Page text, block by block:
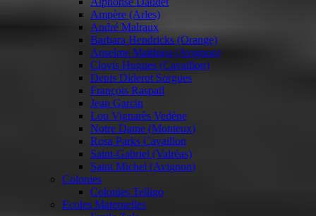
Ampère (Arles)
André Malraux
Barbara Hendricks (Orange)
Anselme Matthieu (Avignon)
Clovis Hugues (Cavaillon)
Denis Diderot Sorgues
François Raspail
Jean Garcin
Lou Vignarès Vedène
Notre Dame (Monteux)
Rosa Parks Cavaillon
Saint-Gabriel (Valréas)
Saint Michel (Avignon)
Colonies
Colonies Telligo
Ecoles Maternelles